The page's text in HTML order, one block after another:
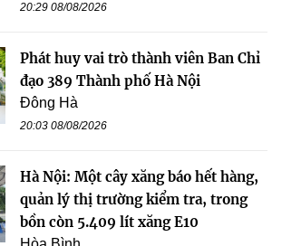
20:29 08/08/2026
Phát huy vai trò thành viên Ban Chỉ
đạo 389 Thành phố Hà Nội
Đông Hà
20:03 08/08/2026
Hà Nội: Một cây xăng báo hết hàng,
quản lý thị trường kiểm tra, trong
bồn còn 5.409 lít xăng E10